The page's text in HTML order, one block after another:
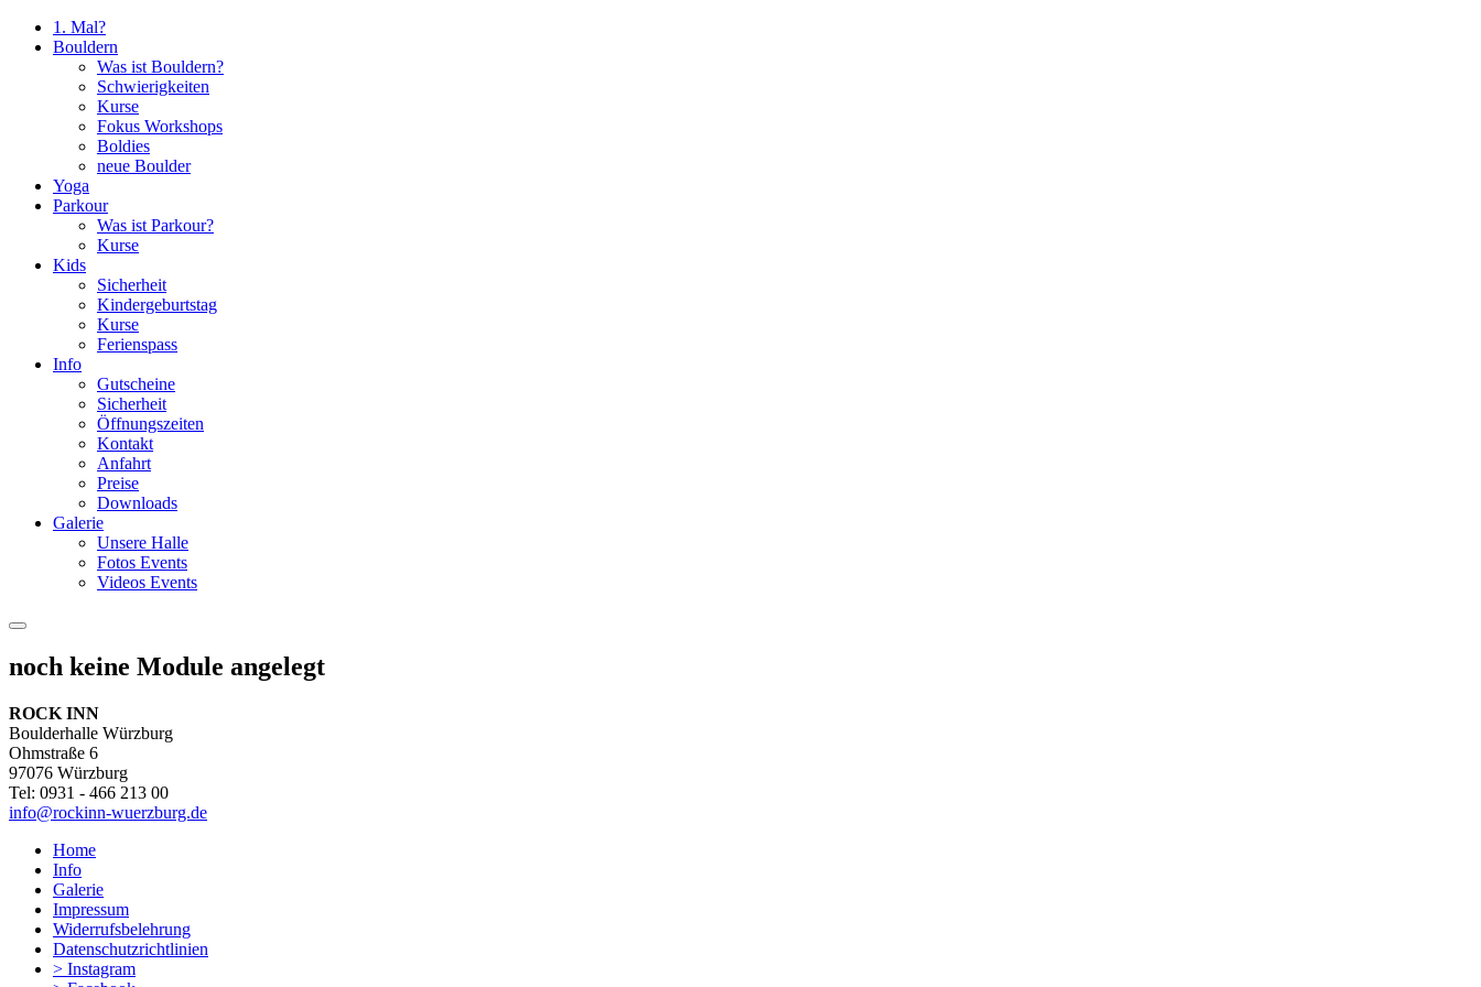
1. Mal?
Bouldern
Was ist Bouldern?
Schwierigkeiten
Kurse
Fokus Workshops
Boldies
neue Boulder
Yoga
Parkour
Was ist Parkour?
Kurse
Kids
Sicherheit
Kindergeburtstag
Kurse
Ferienspass
Info
Gutscheine
Sicherheit
Öffnungszeiten
Kontakt
Anfahrt
Preise
Downloads
Galerie
Unsere Halle
Fotos Events
Videos Events
noch keine Module angelegt
ROCK INN
Boulderhalle Würzburg
Ohmstraße 6
97076 Würzburg
Tel: 0931 - 466 213 00
info@rockinn-wuerzburg.de
Home
Info
Galerie
Impressum
Widerrufsbelehrung
Datenschutzrichtlinien
> Instagram